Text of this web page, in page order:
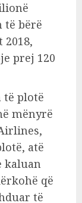
të bërë
prej 120
të plotë
mënyrë
atë
kaluan
që
të